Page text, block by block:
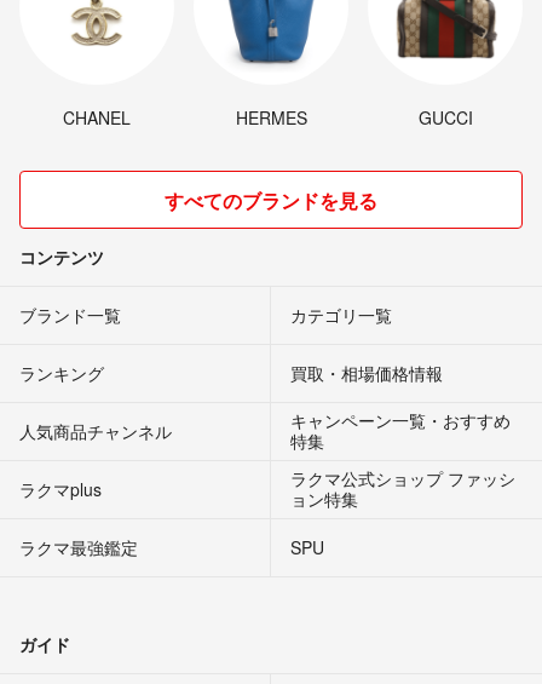
CHANEL HERMES GUCCI
すべてのブランドを見る
コンテンツ
ブランド一覧 カテゴリ一覧
ランキング 買取・相場価格情報
人気商品チャンネル
キャンペーン一覧・おすすめ
特集
ラクマplus
ラクマ公式ショップ ファッシ
ョン特集
ラクマ最強鑑定
SPU
ガイド